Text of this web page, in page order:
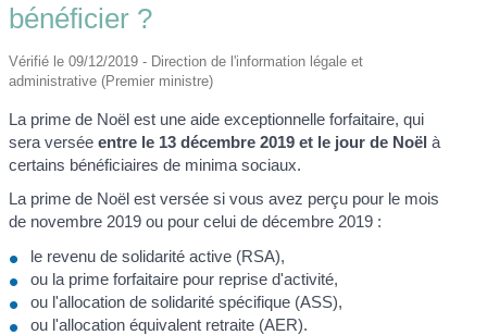
bénéficier ?
Vérifié le 09/12/2019 - Direction de l'information légale et
administrative (Premier ministre)
La prime de Noël est une aide exceptionnelle forfaitaire, qui
sera verséeentre le 13 décembre 2019 et le jour de Noël à
certains bénéficiaires de minima sociaux.
La prime de Noël est versée si vous avez perçu pour le mois
de novembre 2019 ou pour celui de décembre 2019 :
le revenu de solidarité active (RSA),
ou la prime forfaitaire pour reprise d'activité,
ou l'allocation de solidarité spécifique (ASS),
ou l'allocation équivalent retraite (AER).